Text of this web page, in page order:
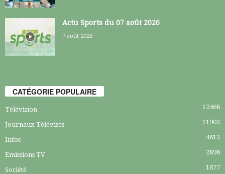
Actu Sports du 07 août 2026
7 août 2026
CATÉGORIE POPULAIRE
Télévision 12468
Journaux Télévisés 11902
Infos 4812
Emissions TV 2898
Société 1677